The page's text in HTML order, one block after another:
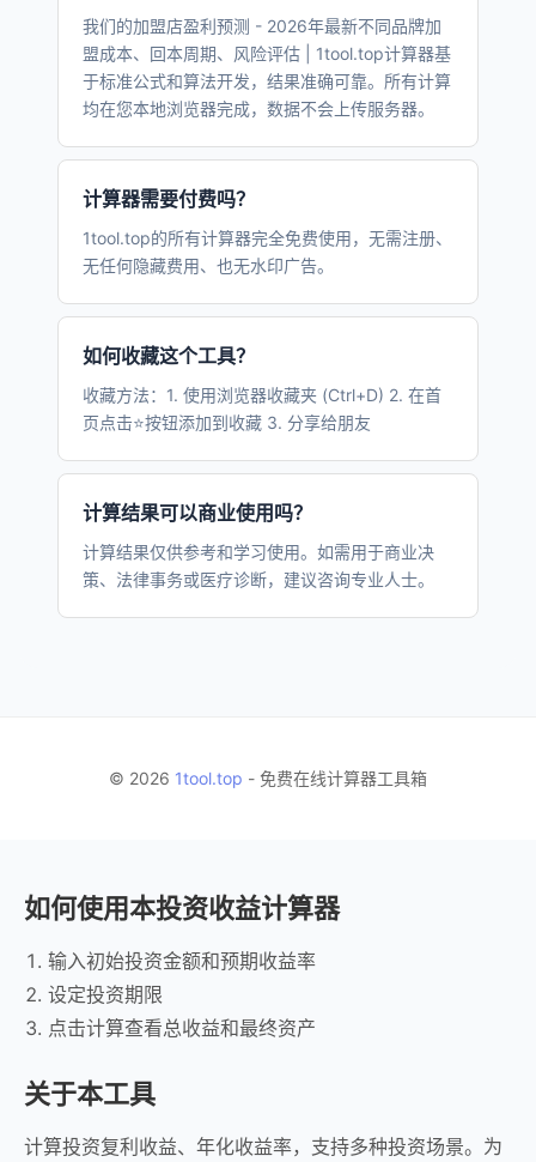
我们的加盟店盈利预测 - 2026年最新不同品牌加
盟成本、回本周期、风险评估 | 1tool.top计算器基
于标准公式和算法开发，结果准确可靠。所有计算
均在您本地浏览器完成，数据不会上传服务器。
计算器需要付费吗？
1tool.top的所有计算器完全免费使用，无需注册、
无任何隐藏费用、也无水印广告。
如何收藏这个工具？
收藏方法：1. 使用浏览器收藏夹 (Ctrl+D) 2. 在首
页点击⭐按钮添加到收藏 3. 分享给朋友
计算结果可以商业使用吗？
计算结果仅供参考和学习使用。如需用于商业决
策、法律事务或医疗诊断，建议咨询专业人士。
© 2026 1tool.top - 免费在线计算器工具箱
如何使用本投资收益计算器
输入初始投资金额和预期收益率
设定投资期限
点击计算查看总收益和最终资产
关于本工具
计算投资复利收益、年化收益率，支持多种投资场景。为